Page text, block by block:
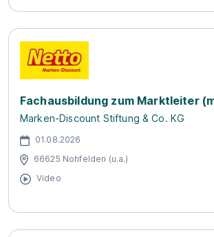
Fachausbildung zum Marktleiter
Marken-Discount Stiftung & Co. KG
01.08.2026
66625 Nohfelden (u.a.)
Video